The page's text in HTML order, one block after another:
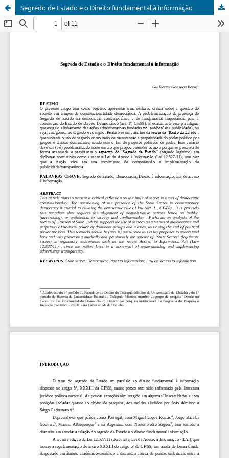
Segredo de Estado e o Direito fundamental à informação